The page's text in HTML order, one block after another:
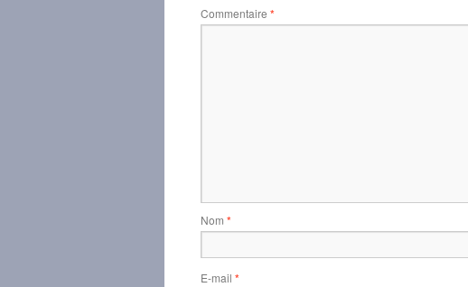
Commentaire *
Nom *
E-mail *